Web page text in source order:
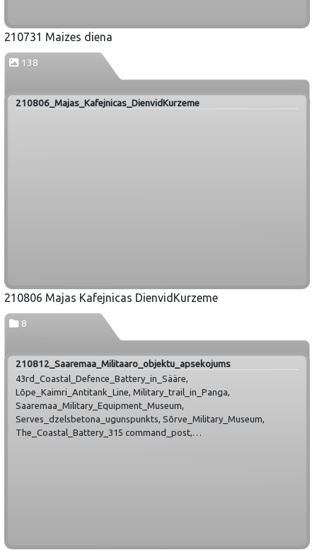
210731 Maizes diena
138
210806_Majas_Kafejnicas_DienvidKurzeme
210806 Majas Kafejnicas DienvidKurzeme
8
210812_Saaremaa_Militaaro_objektu_apsekojums
43rd_Coastal_Defence_Battery_in_Sääre,
Lõpe_Kaimri_Antitank_Line, Military_trail_in_Panga,
Saaremaa_Military_Equipment_Museum,
Serves_dzelsbetona_ugunspunkts, Sõrve_Military_Museum,
The_Coastal_Battery_315 command_post,